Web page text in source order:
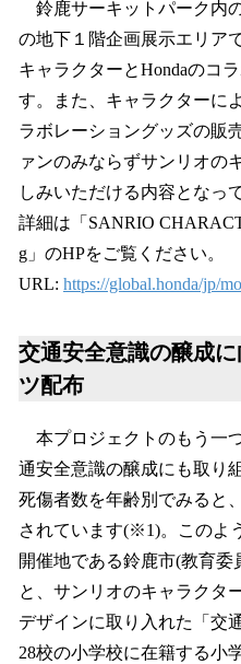
鈴鹿サーキットパーク内の
の地下１階企画展示エリア
キャラクターとHondaのコ
す。また、キャラクターに
ラボレーショングッズの販
ァンのみならずサンリオの
しみいただける内容となっ
詳細は「SANRIO
g」のHPをご覧ください。
URL: https://global.honda/jp/
交通安全意識の醸成
ツ配布
本プロジェクトのもう一
通安全意識の醸成にも取り
死傷者数を年齢別でみると
されています(※1)。このよ
開催地である鈴鹿市(教育
と、サンリオのキャラクタ
デザインに取り入れた「交
28校の小学校に在籍する小